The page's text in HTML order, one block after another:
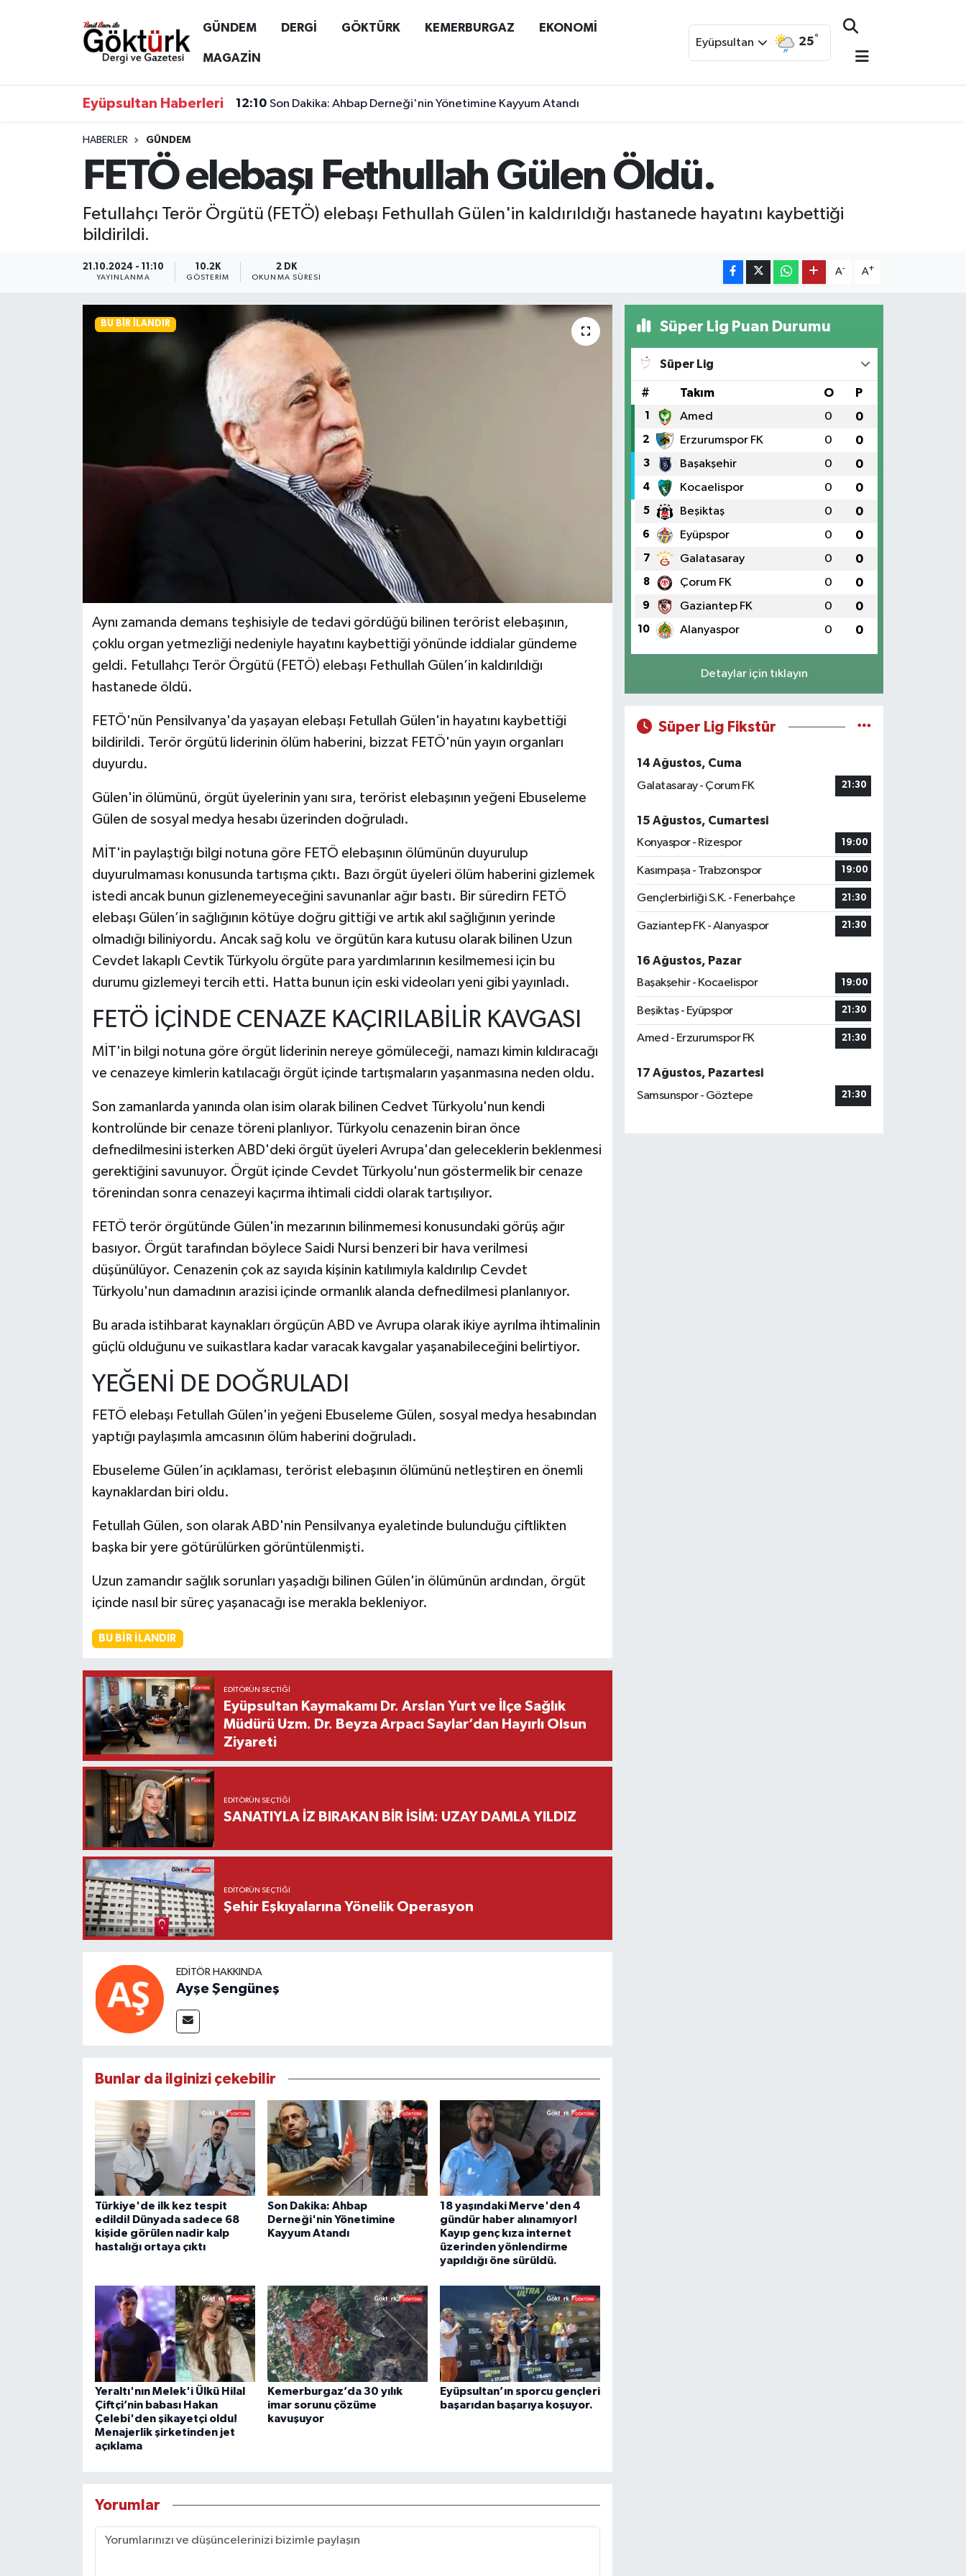
GÜNDEM DERGİ GÖKTÜRK KEMERBURGAZ EKONOMİ
MAGAZİN
Eyüpsultan 25°
Eyüpsultan Haberleri 12:10 Son Dakika: Ahbap Derneği'nin Yönetimine Kayyum Atandı
HABERLER GÜNDEM
FETÖ elebaşı Fethullah Gülen Öldü.
Fetullahçı Terör Örgütü (FETÖ) elebaşı Fethullah Gülen'in kaldırıldığı hastanede hayatını kaybettiği
bildirildi.
21.10.2024 - 11:10
YAYINLANMA
10.2K
GÖSTERIM
2 DK
OKUNMA SÜRESI
A- A+
BU BIR İLANDIR
Aynı zamanda demans teşhisiyle de tedavi gördüğü bilinen terörist elebaşının,
çoklu organ yetmezliği nedeniyle hayatını kaybettiği yönünde iddialar gündeme
geldi. Fetullahçı Terör Örgütü (FETÖ) elebaşı Fethullah Gülen’in kaldırıldığı
hastanede öldü.
FETÖ'nün Pensilvanya'da yaşayan elebaşı Fetullah Gülen'in hayatını kaybettiği
bildirildi. Terör örgütü liderinin ölüm haberini, bizzat FETÖ'nün yayın organları
duyurdu.
Gülen'in ölümünü, örgüt üyelerinin yanı sıra, terörist elebaşının yeğeni Ebuseleme
Gülen de sosyal medya hesabı üzerinden doğruladı.
MİT'in paylaştığı bilgi notuna göre FETÖ elebaşının ölümünün duyurulup
duyurulmaması konusunda tartışma çıktı. Bazı örgüt üyeleri ölüm haberini gizlemek
istedi ancak bunun gizlenemeyeceğini savunanlar ağır bastı. Bir süredirn FETÖ
elebaşı Gülen’in sağlığının kötüye doğru gittiği ve artık akıl sağlığının yerinde
olmadığı biliniyordu. Ancak sağ kolu ve örgütün kara kutusu olarak bilinen Uzun
Cevdet lakaplı Cevtik Türkyolu örgüte para yardımlarının kesilmemesi için bu
durumu gizlemeyi tercih etti. Hatta bunun için eski videoları yeni gibi yayınladı.
FETÖ İÇİNDE CENAZE KAÇIRILABİLİR KAVGASI
MİT'in bilgi notuna göre örgüt liderinin nereye gömüleceği, namazı kimin kıldıracağı
ve cenazeye kimlerin katılacağı örgüt içinde tartışmaların yaşanmasına neden oldu.
Son zamanlarda yanında olan isim olarak bilinen Cedvet Türkyolu'nun kendi
kontrolünde bir cenaze töreni planlıyor. Türkyolu cenazenin biran önce
defnedilmesini isterken ABD'deki örgüt üyeleri Avrupa'dan geleceklerin beklenmesi
gerektiğini savunuyor. Örgüt içinde Cevdet Türkyolu'nun göstermelik bir cenaze
törenindan sonra cenazeyi kaçırma ihtimali ciddi olarak tartışılıyor.
FETÖ terör örgütünde Gülen'in mezarının bilinmemesi konusundaki görüş ağır
basıyor. Örgüt tarafından böylece Saidi Nursi benzeri bir hava verilmesi
düşünülüyor. Cenazenin çok az sayıda kişinin katılımıyla kaldırılıp Cevdet
Türkyolu'nun damadının arazisi içinde ormanlık alanda defnedilmesi planlanıyor.
Bu arada istihbarat kaynakları örgüçün ABD ve Avrupa olarak ikiye ayrılma ihtimalinin
güçlü olduğunu ve suikastlara kadar varacak kavgalar yaşanabileceğini belirtiyor.
YEĞENİ DE DOĞRULADI
FETÖ elebaşı Fetullah Gülen'in yeğeni Ebuseleme Gülen, sosyal medya hesabından
yaptığı paylaşımla amcasının ölüm haberini doğruladı.
Ebuseleme Gülen’in açıklaması, terörist elebaşının ölümünü netleştiren en önemli
kaynaklardan biri oldu.
Fetullah Gülen, son olarak ABD'nin Pensilvanya eyaletinde bulunduğu çiftlikten
başka bir yere götürülürken görüntülenmişti.
Uzun zamandır sağlık sorunları yaşadığı bilinen Gülen'in ölümünün ardından, örgüt
içinde nasıl bir süreç yaşanacağı ise merakla bekleniyor.
BU BIR İLANDIR
EDITÖRÜN SEÇTIĞI
Eyüpsultan Kaymakamı Dr. Arslan Yurt ve İlçe Sağlık
Müdürü Uzm. Dr. Beyza Arpacı Saylar’dan Hayırlı Olsun
Ziyareti
EDITÖRÜN SEÇTIĞI
SANATIYLA İZ BIRAKAN BİR İSİM: UZAY DAMLA YILDIZ
EDITÖRÜN SEÇTIĞI
Şehir Eşkıyalarına Yönelik Operasyon
EDITÖR HAKKINDA
Ayşe Şengüneş
Bunlar da ilginizi çekebilir
Türkiye'de ilk kez tespit
edildi! Dünyada sadece 68
kişide görülen nadir kalp
hastalığı ortaya çıktı
Son Dakika: Ahbap
Derneği'nin Yönetimine
Kayyum Atandı
18 yaşındaki Merve'den 4
gündür haber alınamıyor!
Kayıp genç kıza internet
üzerinden yönlendirme
yapıldığı öne sürüldü.
Yeraltı'nın Melek'i Ülkü Hilal
Çiftçi’nin babası Hakan
Çelebi'den şikayetçi oldu!
Menajerlik şirketinden jet
açıklama
Kemerburgaz’da 30 yılık
imar sorunu çözüme
kavuşuyor
Eyüpsultan’ın sporcu gençleri
başarıdan başarıya koşuyor.
Yorumlar
Süper Lig Puan Durumu
Süper Lig
# Takım O P
1 Amed 0 0
2 Erzurumspor FK 0 0
3 Başakşehir 0 0
4 Kocaelispor 0 0
5 Beşiktaş 0 0
6 Eyüpspor 0 0
7 Galatasaray 0 0
8 Çorum FK 0 0
9 Gaziantep FK 0 0
10 Alanyaspor 0 0
Detaylar için tıklayın
Süper Lig Fikstür
14 Ağustos, Cuma
Galatasaray - Çorum FK
21:30
15 Ağustos, Cumartesi
Konyaspor - Rizespor
19:00
Kasımpaşa - Trabzonspor 19:00
Gençlerbirliği S.K. - Fenerbahçe 21:30
Gaziantep FK - Alanyaspor 21:30
16 Ağustos, Pazar
Başakşehir - Kocaelispor
19:00
Beşiktaş - Eyüpspor 21:30
Amed - Erzurumspor FK 21:30
17 Ağustos, Pazartesi
Samsunspor - Göztepe
21:30
Anne Çocuk
EKONOMİ
GÖKTÜRK
TİCARET
Eyüpsultan Hava Durumu
Tüm Manşetler
Haber Arşivi